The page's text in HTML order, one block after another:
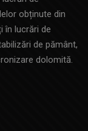
obținute din
în lucrări de
de pământ,
dolomită.